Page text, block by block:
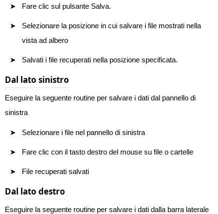
Fare clic sul pulsante Salva.
Selezionare la posizione in cui salvare i file mostrati nella
vista ad albero
Salvati i file recuperati nella posizione specificata.
Dal lato sinistro
Eseguire la seguente routine per salvare i dati dal pannello di
sinistra
Selezionare i file nel pannello di sinistra
Fare clic con il tasto destro del mouse su file o cartelle
File recuperati salvati
Dal lato destro
Eseguire la seguente routine per salvare i dati dalla barra laterale